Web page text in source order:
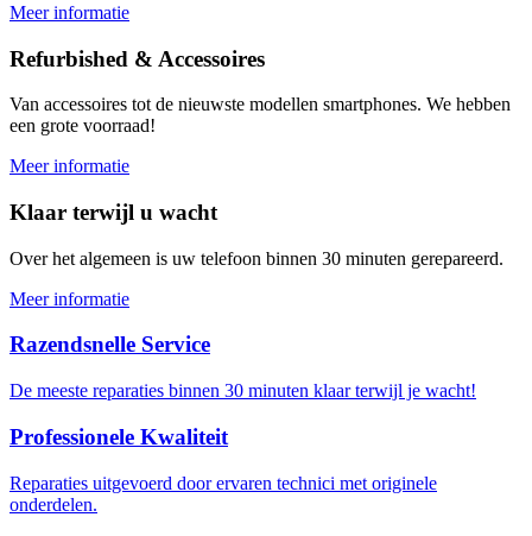
Meer informatie
Refurbished & Accessoires
Van accessoires tot de nieuwste modellen smartphones. We hebben
een grote voorraad!
Meer informatie
Klaar terwijl u wacht
Over het algemeen is uw telefoon binnen 30 minuten gerepareerd.
Meer informatie
Razendsnelle Service
De meeste reparaties binnen 30 minuten klaar terwijl je wacht!
Professionele Kwaliteit
Reparaties uitgevoerd door ervaren technici met originele
onderdelen.